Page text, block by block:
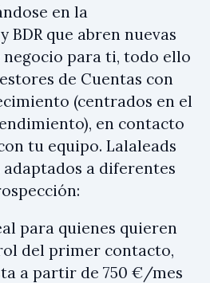
en la
que abren nuevas
para ti, todo ello
de Cuentas con
(centrados en el
en contacto
tu equipo. Lalaleads
a diferentes
para quienes quieren
del primer contacto,
a partir de 750 €/mes